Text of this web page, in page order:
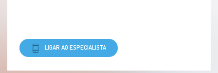
LIGAR AO ESPECIALISTA